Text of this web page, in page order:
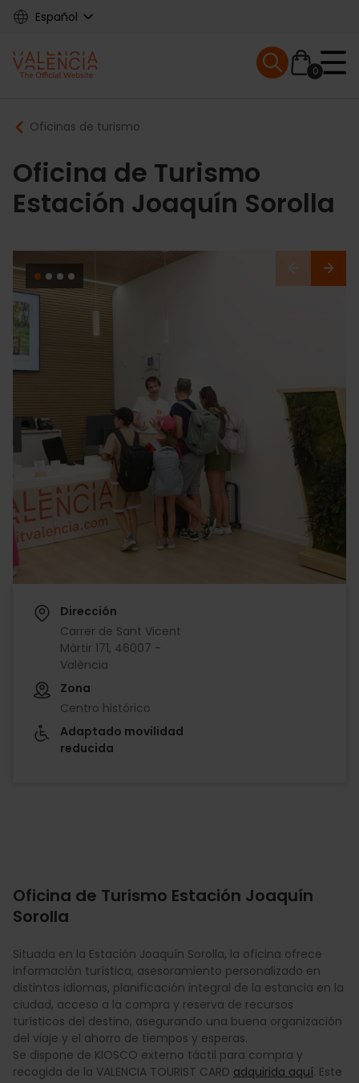
Skip
content
Español
Main
navigation
0
Mobile menu
Breadcrumb
Oficinas de turismo
Oficina de Turismo
Estación Joaquín Sorolla
Dirección
Carrer de Sant Vicent
Màrtir 171, 46007 -
València
Zona
Centro histórico
Adaptado movilidad
reducida
Oficina de Turismo Estación Joaquín
Sorolla
Situada en la Estación Joaquín Sorolla, la oficina ofrece
información turística, asesoramiento personalizado en
distintos idiomas, planificación integral de la estancia en la
ciudad, acceso a la compra y reserva de recursos
turísticos del destino, asegurando una buena organización
del viaje y el ahorro de tiempos y esperas.
Se dispone de KIOSCO externo táctil para compra y
recogida de la VALENCIA TOURIST CARD adquirida aquí. Este